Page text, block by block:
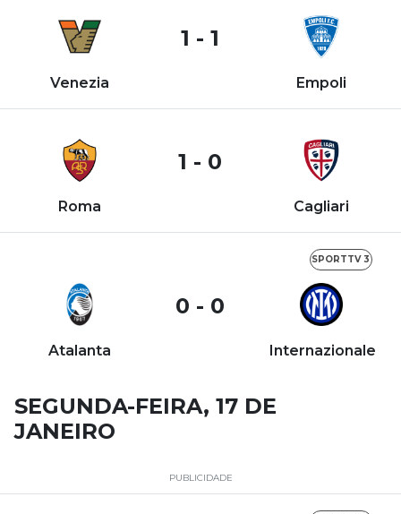
Venezia
1 - 1
Empoli
Roma
1 - 0
Cagliari
SPORTTV 3
Atalanta
0 - 0
Internazionale
SEGUNDA-FEIRA, 17 DE
JANEIRO
PUBLICIDADE